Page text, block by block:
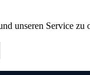
unseren Service zu